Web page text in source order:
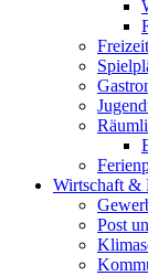
Wirtschaft &
Post